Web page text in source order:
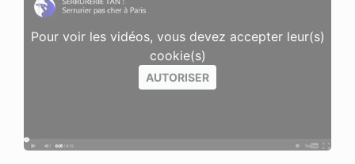
Pour voir les vidéos, vous devez accepter leur(s)
cookie(s)
AUTORISER